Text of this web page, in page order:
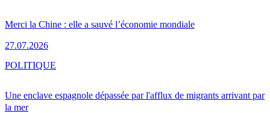
Merci la Chine : elle a sauvé l’économie mondiale
27.07.2026
Une enclave espagnole dépassée par l'afflux de migrants arrivant par
la mer
POLITIQUE